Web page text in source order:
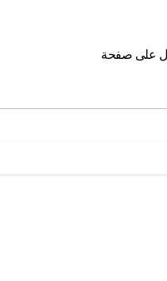
على صفحة